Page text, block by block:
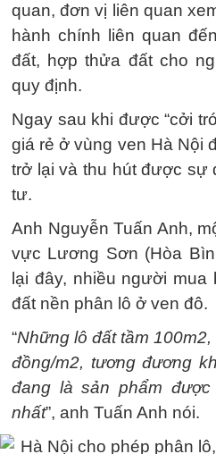
quan, đơn vị liên quan
hành chính liên quan
đất, hợp thửa đất cho
quy định.
Ngay sau khi được “cởi
giá rẻ ở vùng ven Hà Nội
trở lại và thu hút được sự
tư.
Anh Nguyễn Tuấn Anh,
vực Lương Sơn (Hòa
lại đây, nhiều người
đất nền phân lô ở ven đô.
“Những lô đất tầm
đồng/m2, tương đương
đang là sản phẩm
nhất”, anh Tuấn Anh nói.